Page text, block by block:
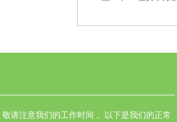
请注意我们的工作时间 。以下是我们的正常